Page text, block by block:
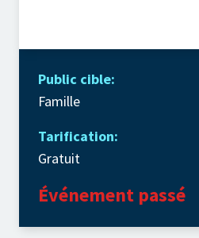
Public cible:
Famille
Tarification:
Gratuit
Événement passé